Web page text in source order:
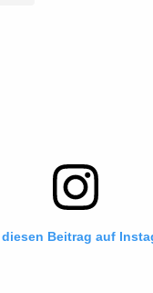
Beitrag auf